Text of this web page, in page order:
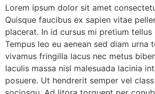
Lorem ipsum dolor sit amet
Quisque faucibus ex sapien vitae
placerat. In id cursus mi pretium tellus
Tempus leo eu aenean sed diam urna
vivamus fringilla lacus nec metus
Iaculis massa nisl malesuada lacinia
posuere. Ut hendrerit semper vel